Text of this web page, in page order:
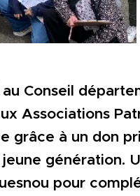
Conseil
Associations
grâce à un don
génération.
pour